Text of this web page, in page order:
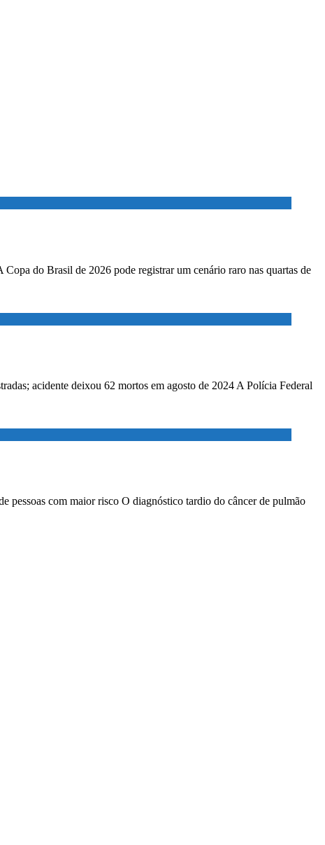
do Brasil de 2026 pode registrar um cenário raro nas quartas de
acidente deixou 62 mortos em agosto de 2024 A Polícia Federal
pessoas com maior risco O diagnóstico tardio do câncer de pulmão